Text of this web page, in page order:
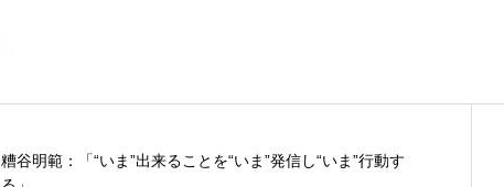
糟谷明範：「“いま”出来ることを“いま”発信し“いま”行動す